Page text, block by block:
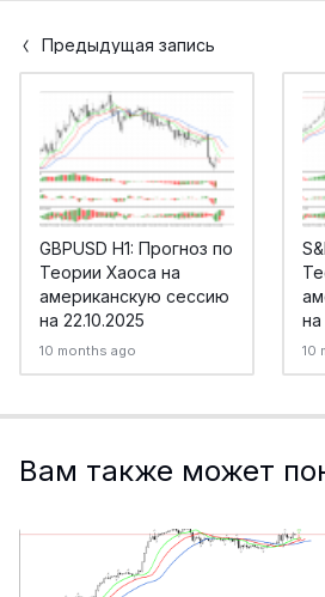
Предыдущая запись
GBPUSD H1: Прогноз по
Теории Хаоса на
американскую сессию
на 22.10.2025
10 months ago
на
10
Вам также может